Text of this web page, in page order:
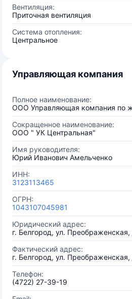
Вентиляция:
Приточная вентиляция
Система отопления:
Центральное
Управляющая компания
Полное наименование:
ООО Управляющая компания по
Сокращенное наименование:
ООО " УК Центральная"
Имя руководителя:
Юрий Иванович Амельченко
ИНН:
3123113465
ОГРН:
1043107045981
Юридический адрес:
г. Белгород, ул. Преображенская,
Фактический адрес:
г. Белгород, ул. Преображенская,
Телефон:
(4722) 27-39-19